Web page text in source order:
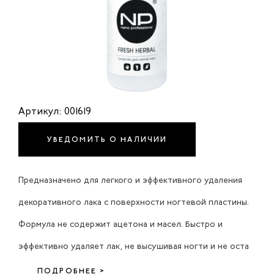
Артикул: 001619
УВЕДОМИТЬ О НАЛИЧИИ
Предназначено для легкого и эффективного удаления
декоративного лака с поверхности ногтевой пластины.
Формула не содержит ацетона и масел. Быстро и
эффективно удаляет лак, не высушивая ногти и не оста
ПОДРОБНЕЕ >